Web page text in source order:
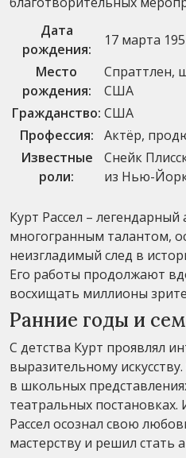
Дата
рождения:
17 марта
Место
рождения:
Спраттлен,
США
Гражданство: США
Профессия:
Актёр,
Известные
роли:
Снейк
из Нью-
Курт Рассел – легендарный
многогранным талантом,
неизгладимый след в
Его работы продолжают
восхищать миллионы
Ранние годы и
С детства Курт проявлял
выразительному
в школьных
театральных
Рассел осознал свою
мастерству и решил стать